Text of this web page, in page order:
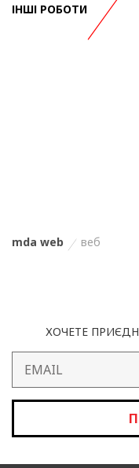
ІНШІ РОБОТИ
mda web веб
ХОЧЕТЕ